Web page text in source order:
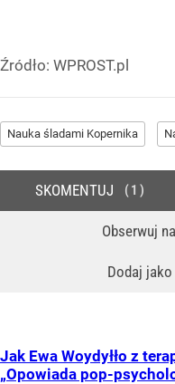
Źródło: WPROST.pl
Nauka śladami Kopernika
Obserwuj
Dodaj jako
SKOMENTUJ 1
Jak Ewa Woydyłło z
„Opowiada pop-